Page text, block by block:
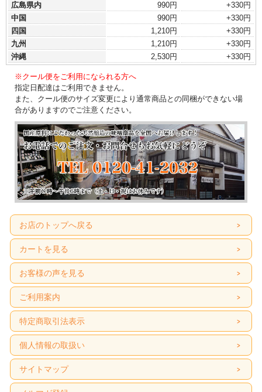
広島県内
990円
+330円
中国
990円
+330円
四国
1,210円
+330円
九州
1,210円
+330円
沖縄
2,530円 +330円
※クール便をご利用になられる方へ
指定日配達はご利用できません。
また、クール便のサイズ変更により通常商品との同梱ができない場
合がありますのでご注意ください。
お店のトップへ戻る
カートを見る
お客様の声を見る
ご利用案内
特定商取引法表示
個人情報の取扱い
サイトマップ